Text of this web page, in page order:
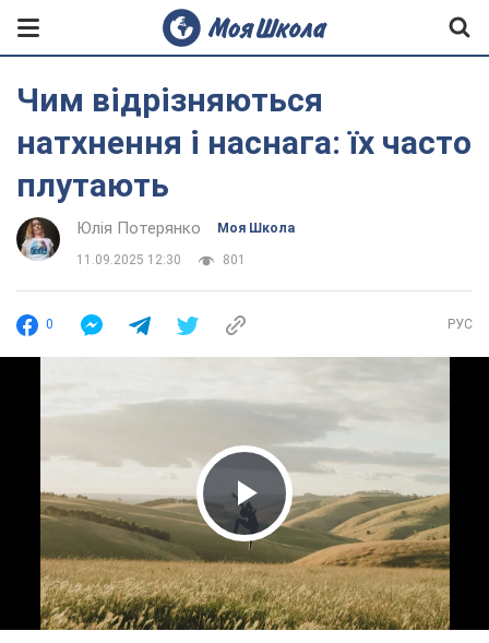
Чим відрізняються
натхнення і наснага: їх часто
плутають
Юлія Потерянко Моя Школа
11.09.2025 12:30 801
0 РУС
Play Video